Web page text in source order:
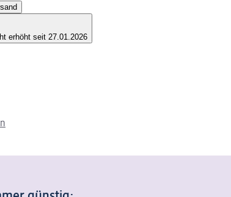
erhöht seit 27.01.2026